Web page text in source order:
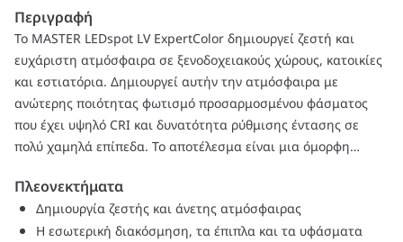
Περιγραφή
Το MASTER LEDspot LV ExpertColor δημιουργεί ζεστή και
ευχάριστη ατμόσφαιρα σε ξενοδοχειακούς χώρους, κατοικίες
και εστιατόρια. Δημιουργεί αυτήν την ατμόσφαιρα με
ανώτερης ποιότητας φωτισμό προσαρμοσμένου φάσματος
που έχει υψηλό CRI και δυνατότητα ρύθμισης έντασης σε
πολύ χαμηλά επίπεδα. Το αποτέλεσμα είναι μια όμορφη
χωρίς διακοσμητικά στοιχεία ταιριάζει σε σχεδόν όλες τις
εσωτερικές διακοσμήσεις, χάρη στην καθαρή και λιτή
εμφάνιση. Μπορείτε επίσης να αξιοποιήσετε ολόκληρη την
Πλεονεκτήματα
Δημιουργία ζεστής και άνετης ατμόσφαιρας
Η εσωτερική διακόσμηση, τα έπιπλα και τα υφάσματα